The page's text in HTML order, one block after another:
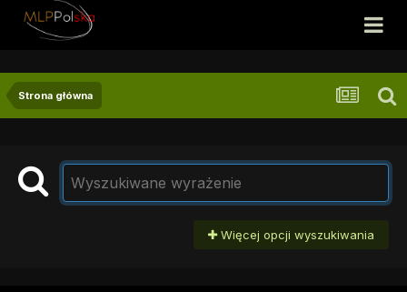
Strona główna
Więcej opcji wyszukiwania